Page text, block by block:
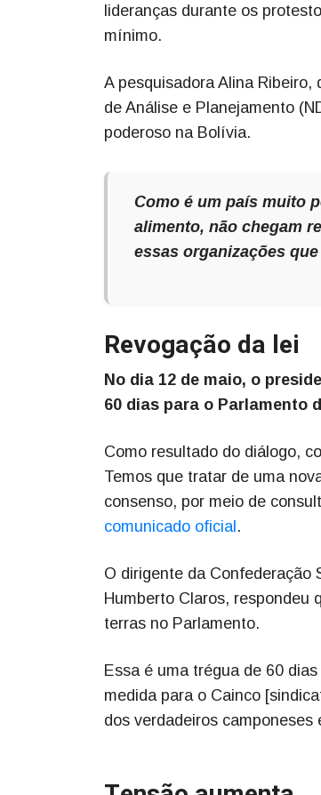
lideranças durante os
mínimo.
A pesquisadora Alina
de Análise e Planejamento
poderoso na Bolívia.
Como é um país muito
alimento, não chegam
essas organizações
Revogação da lei
No dia 12 de maio, o
60 dias para o Parlamento
Como resultado do diálogo,
Temos que tratar de uma
consenso, por meio de
comunicado oficial.
O dirigente da Confederação
Humberto Claros, respondeu
terras no Parlamento.
Essa é uma trégua de 60
medida para o Cainco
dos verdadeiros